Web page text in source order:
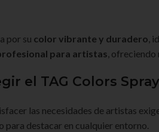
por su color vibrante y duradero,
para artistas, ofreciendo
el TAG Colors
las necesidades de artistas
para destacar en cualquier entorno.